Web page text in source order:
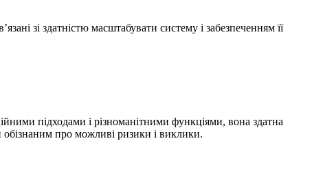
зі здатністю масштабувати систему і забезпеченням її
підходами і різноманітними функціями, вона здатна
обізнаним про можливі ризики і виклики.